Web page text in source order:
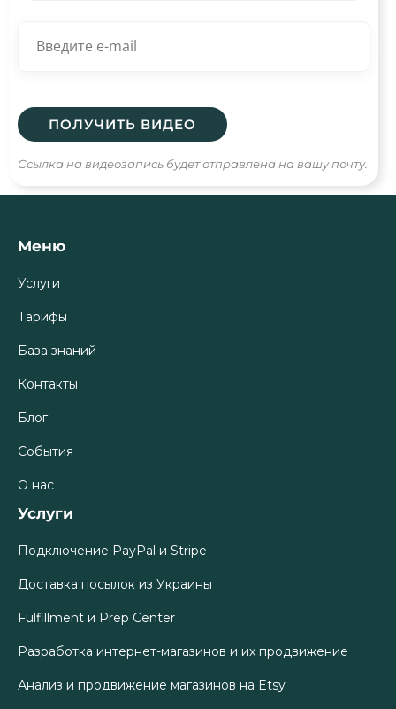
Ссылка на видеозапись будет отправлена на вашу почту.
Меню
Услуги
Тарифы
База знаний
Контакты
Блог
События
О нас
Услуги
Подключение PayPal и Stripe
Доставка посылок из Украины
Fulfillment и Prep Center
Разработка интернет-магазинов и их продвижение
Анализ и продвижение магазинов на Etsy